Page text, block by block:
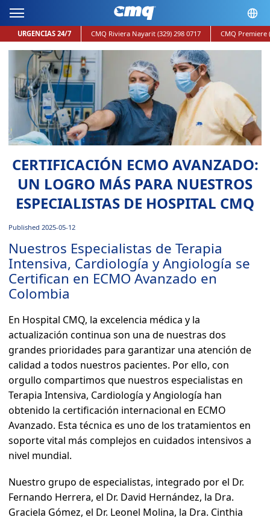
URGENCIAS 24/7 CMQ Riviera Nayarit (329) 298 0717 CMQ Premiere
CERTIFICACIÓN ECMO AVANZADO:
UN LOGRO MÁS PARA NUESTROS
ESPECIALISTAS DE HOSPITAL CMQ
Published 2025-05-12
Nuestros Especialistas de Terapia
Intensiva, Cardiología y Angiología se
Certifican en ECMO Avanzado en
Colombia
En Hospital CMQ, la excelencia médica y la
actualización continua son una de nuestras dos
grandes prioridades para garantizar una atención de
calidad a todos nuestros pacientes. Por ello, con
orgullo compartimos que nuestros especialistas en
Terapia Intensiva, Cardiología y Angiología han
obtenido la certificación internacional en ECMO
Avanzado. Esta técnica es uno de los tratamientos en
soporte vital más complejos en cuidados intensivos a
nivel mundial.
Nuestro grupo de especialistas, integrado por el Dr.
Fernando Herrera, el Dr. David Hernández, la Dra.
Graciela Gómez, el Dr. Leonel Molina, la Dra. Cinthia